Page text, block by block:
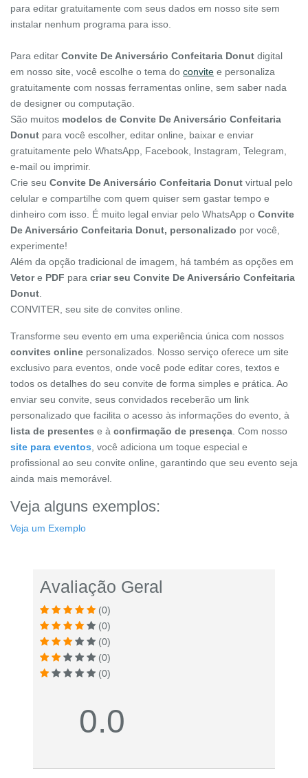
para editar gratuitamente com seus dados em nosso site sem
instalar nenhum programa para isso.
Para editar Convite De Aniversário Confeitaria Donut digital
em nosso site, você escolhe o tema do convite e personaliza
gratuitamente com nossas ferramentas online, sem saber nada
de designer ou computação.
São muitos modelos de Convite De Aniversário Confeitaria
Donut para você escolher, editar online, baixar e enviar
gratuitamente pelo WhatsApp, Facebook, Instagram, Telegram,
e-mail ou imprimir.
Crie seu Convite De Aniversário Confeitaria Donut virtual pelo
celular e compartilhe com quem quiser sem gastar tempo e
dinheiro com isso. É muito legal enviar pelo WhatsApp o Convite
De Aniversário Confeitaria Donut, personalizado por você,
experimente!
Além da opção tradicional de imagem, há também as opções em
Vetore PDF para criar seu Convite De Aniversário Confeitaria
Donut
CONVITER, seu site de convites online.
Transforme seu evento em uma experiência única com nossos
convites online personalizados. Nosso serviço oferece um site
exclusivo para eventos, onde você pode editar cores, textos e
todos os detalhes do seu convite de forma simples e prática. Ao
enviar seu convite, seus convidados receberão um link
personalizado que facilita o acesso às informações do evento, à
lista de presentes e à confirmação de presença . Com nosso
site para eventos , você adiciona um toque especial e
profissional ao seu convite online, garantindo que seu evento seja
ainda mais memorável.
Veja alguns exemplos:
Veja um Exemplo
Avaliação Geral
(0)
(0)
(0)
(0)
(0)
0.0